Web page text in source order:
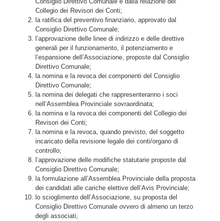
Collegio dei Revisori dei Conti;
la ratifica del preventivo finanziario, approvato dal
Consiglio Direttivo Comunale;
l’approvazione delle linee di indirizzo e delle direttive
generali per il funzionamento, il potenziamento e
l’espansione dell’Associazione, proposte dal Consiglio
Direttivo Comunale;
la nomina e la revoca dei componenti del Consiglio
Direttivo Comunale;
la nomina dei delegati che rappresenteranno i soci
nell’Assemblea Provinciale sovraordinata;
la nomina e la revoca dei componenti del Collegio dei
Revisori dei Conti;
la nomina e la revoca, quando previsto, del soggetto
incaricato della revisione legale dei conti/organo di
controllo;
l’approvazione delle modifiche statutarie proposte dal
Consiglio Direttivo Comunale;
la formulazione all’Assemblea Provinciale della proposta
dei candidati alle cariche elettive dell’Avis Provinciale;
lo scioglimento dell’Associazione, su proposta del
Consiglio Direttivo Comunale ovvero di almeno un terzo
degli associati;